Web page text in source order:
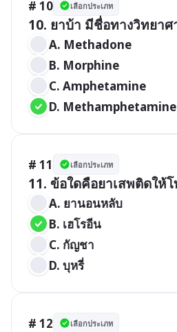
# 10 เลือกประเภท
10. ยาบ้า มีชื่อทางวิทยาศ
A. Methadone
B. Morphine
C. Amphetamine
D. Methamphetamine
# 11 เลือกประเภท
11. ข้อใดคือยาเสพติดให้
A. ยานอนหลับ
B. เฮโรอีน
C. กัญชา
D. บุหรี่
# 12 เลือกประเภท